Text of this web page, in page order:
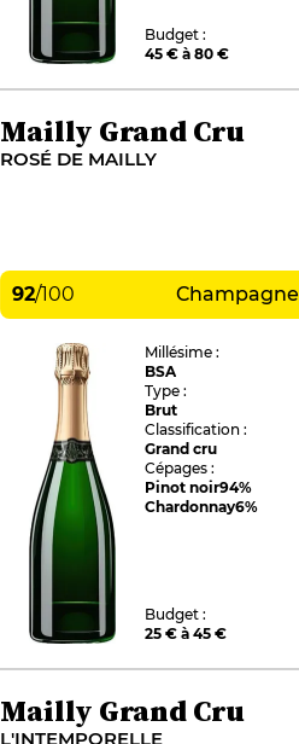
Budget :
45 € à 80 €
Mailly Grand Cru
ROSÉ DE MAILLY
92/100 Champagne
Millésime :
BSA
Type :
Brut
Classification :
Grand cru
Cépages :
Pinot noir94%
Chardonnay6%
Budget :
25 € à 45 €
Mailly Grand Cru
L'INTEMPORELLE